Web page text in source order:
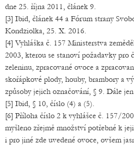
dne 25. října 2011, článek 9.
[3] Ibid, článek 44 a Fórum strany
Kondziolka, 25. X. 2016.
[4] Vyhláška č. 157 Ministerstva
2003, kterou se stanoví požadavky pro
zeleninu, zpracované ovoce a
skořápkové plody, houby, brambory a
způsoby jejich označování, § 9. Dále
[5] Ibid, § 10, číslo (4) a (5).
[6] Příloha číslo 2 k vyhlášce č. 157/
myšleno zřejmě množství potřebné k
i pro jiné zde uvedené ovoce, ovšem